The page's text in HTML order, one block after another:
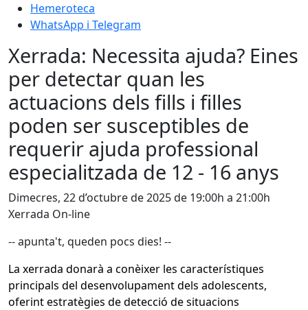
Hemeroteca
WhatsApp i Telegram
Xerrada: Necessita ajuda? Eines
per detectar quan les
actuacions dels fills i filles
poden ser susceptibles de
requerir ajuda professional
especialitzada de 12 - 16 anys
Dimecres, 22 d’octubre de 2025 de 19:00h a 21:00h
Xerrada On-line
-- apunta't, queden pocs dies! --
La xerrada donarà a conèixer les característiques
principals del desenvolupament dels adolescents,
oferint estratègies de detecció de situacions